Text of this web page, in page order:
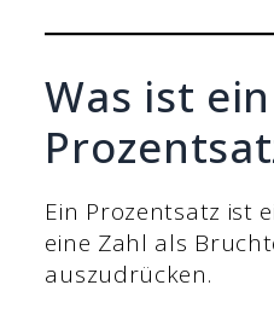
Was ist ein
Ein Prozentsatz ist
eine Zahl als
auszudrücken.